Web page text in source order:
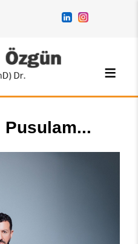
Pusulam...